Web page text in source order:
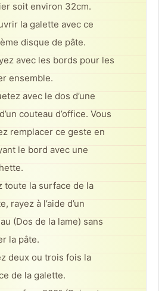
soit environ 32cm.
la galette avec ce
disque de pâte.
avec les bords pour les
ensemble.
avec le dos d’une
couteau d’office. Vous
remplacer ce geste en
le bord avec une
toute la surface de la
rayez à l’aide d’un
(Dos de la lame) sans
la pâte.
deux ou trois fois la
de la galette.